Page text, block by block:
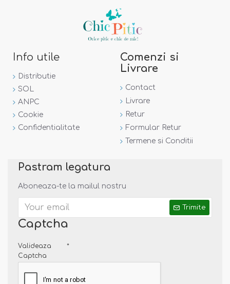
Info utile
Distributie
SOL
ANPC
Cookie
Confidentialitate
Comenzi si
Livrare
Contact
Livrare
Retur
Formular Retur
Termene si Conditii
Pastram legatura
Aboneaza-te la mailul nostru
Trimite
Captcha
Valideaza
Captcha